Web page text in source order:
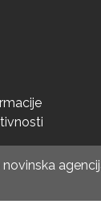
novinska